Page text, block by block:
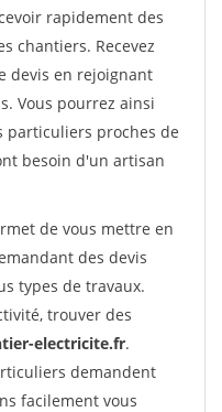
rapidement des
chantiers. Recevez
devis en rejoignant
Vous pourrez ainsi
particuliers proches de
besoin d'un artisan
de vous mettre en
des devis
types de travaux.
trouver des
electricite.fr.
demandent
facilement vous